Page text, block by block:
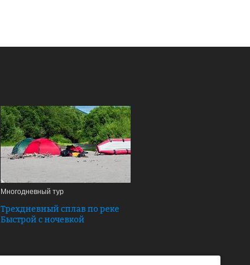
Многодневный тур
Трехдневный сплав по реке
Быстрой с ночевкой